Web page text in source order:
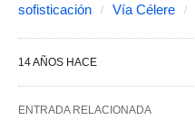
sofisticación
Vía Célere
14 AÑOS HACE
ENTRADA RELACIONADA